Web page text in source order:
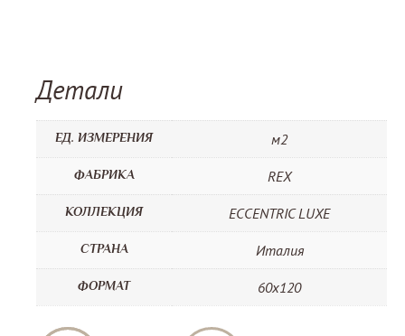
Детали
ЕД. ИЗМЕРЕНИЯ м2
ФАБРИКА REX
КОЛЛЕКЦИЯ ECCENTRIC LUXE
СТРАНА Италия
ФОРМАТ 60х120